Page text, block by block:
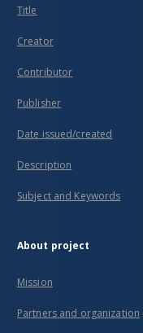
Title
Creator
Contributor
Publisher
Date issued/created
Description
Subject and Keywords
About project
Mission
Partners and organization